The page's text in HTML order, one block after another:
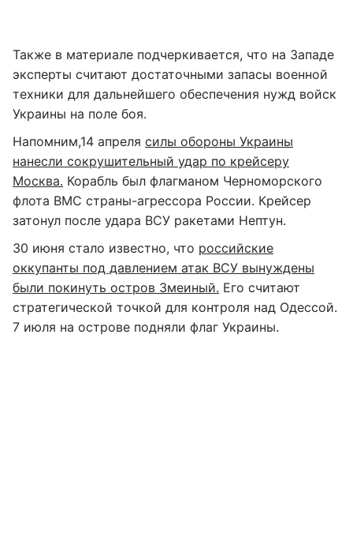
Также в материале подчеркивается, что на Западе
эксперты считают достаточными запасы военной
техники для дальнейшего обеспечения нужд войск
Украины на поле боя.
Напомним,14 апреля силы обороны Украины
нанесли сокрушительный удар по крейсеру
Москва. Корабль был флагманом Черноморского
флота ВМС страны-агрессора России. Крейсер
затонул после удара ВСУ ракетами Нептун.
30 июня стало известно, что российские
оккупанты под давлением атак ВСУ вынуждены
были покинуть остров Змеиный. Его считают
стратегической точкой для контроля над Одессой.
7 июля на острове подняли флаг Украины.